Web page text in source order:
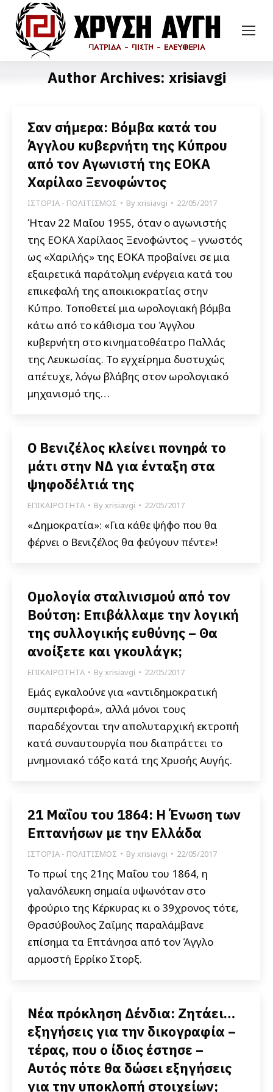
Author Archives: xrisiavgi
Σαν σήμερα: Βόμβα κατά του
Άγγλου κυβερνήτη της Κύπρου
από τον Αγωνιστή της ΕΟΚΑ
Χαρίλαο Ξενοφώντος
ΙΣΤΟΡΙΑ - ΠΟΛΙΤΙΣΜΟΣ Byxrisiavgi 22/05/2017
Ήταν 22 Μαΐου 1955, όταν ο αγωνιστής
της ΕΟΚΑ Χαρίλαος Ξενοφώντος – γνωστός
ως «Χαριλής» της ΕΟΚΑ προβαίνει σε μια
εξαιρετικά παράτολμη ενέργεια κατά του
επικεφαλή της αποικιοκρατίας στην
Κύπρο. Τοποθετεί μια ωρολογιακή βόμβα
κάτω από το κάθισμα του Άγγλου
κυβερνήτη στο κινηματοθέατρο Παλλάς
της Λευκωσίας. Το εγχείρημα δυστυχώς
απέτυχε, λόγω βλάβης στον ωρολογιακό
μηχανισμό της…
Ο Βενιζέλος κλείνει πονηρά το
μάτι στην ΝΔ για ένταξη στα
ψηφοδέλτιά της
ΕΠΙΚΑΙΡΟΤΗΤΑ Byxrisiavgi 22/05/2017
«Δημοκρατία»: «Για κάθε ψήφο που θα
φέρνει ο Βενιζέλος θα φεύγουν πέντε»!
Ομολογία σταλινισμού από τον
Βούτση: Επιβάλλαμε την λογική
της συλλογικής ευθύνης – Θα
ανοίξετε και γκουλάγκ;
ΕΠΙΚΑΙΡΟΤΗΤΑ Byxrisiavgi 22/05/2017
Εμάς εγκαλούνε για «αντιδημοκρατική
συμπεριφορά», αλλά μόνοι τους
παραδέχονται την απολυταρχική εκτροπή
κατά συναυτουργία που διαπράττει το
μνημονιακό τόξο κατά της Χρυσής Αυγής.
21 Μαΐου του 1864: Η Ένωση των
Επτανήσων με την Ελλάδα
ΙΣΤΟΡΙΑ - ΠΟΛΙΤΙΣΜΟΣ Byxrisiavgi 22/05/2017
Το πρωί της 21ης Μαΐου του 1864, η
γαλανόλευκη σημαία υψωνόταν στο
φρούριο της Κέρκυρας κι ο 39χρονος τότε,
Θρασύβουλος Ζαΐμης παραλάμβανε
επίσημα τα Επτάνησα από τον Άγγλο
αρμοστή Ερρίκο Στορξ.
Νέα πρόκληση Δένδια: Ζητάει…
εξηγήσεις για την δικογραφία –
τέρας, που ο ίδιος έστησε –
Αυτός πότε θα δώσει εξηγήσεις
για την υποκλοπή στοιχείων;